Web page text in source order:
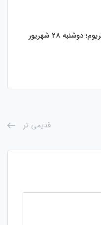
28 شهریور
قدیمی تر